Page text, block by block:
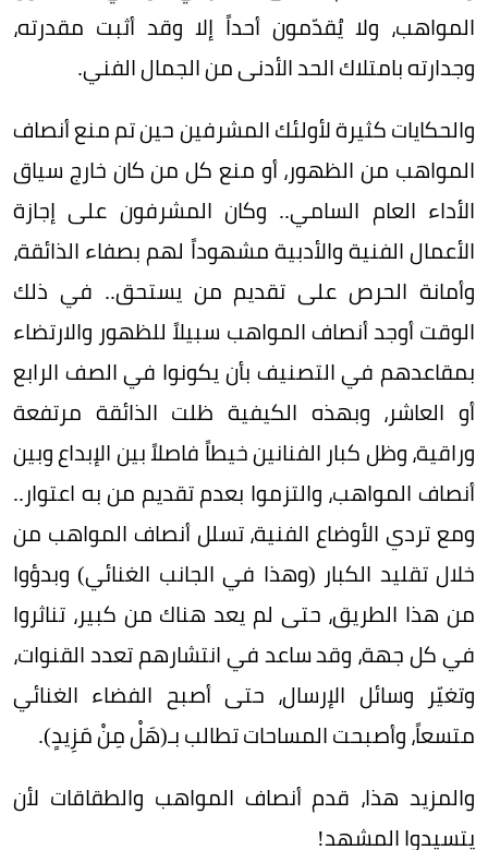
المواهب، ولا يُقدّمون أحداً إلا وقد أثبت مقدرته،
وجدارته بامتلاك الحد الأدنى من الجمال الفني.
والحكايات كثيرة لأولئك المشرفين حين تم منع أنصاف
المواهب من الظهور، أو منع كل من كان خارج سياق
الأداء العام السامي.. وكان المشرفون على إجازة
الأعمال الفنية والأدبية مشهوداً لهم بصفاء الذائقة،
وأمانة الحرص على تقديم من يستحق.. في ذلك
الوقت أوجد أنصاف المواهب سبيلاً للظهور والارتضاء
بمقاعدهم في التصنيف بأن يكونوا في الصف الرابع
أو العاشر، وبهذه الكيفية ظلت الذائقة مرتفعة
وراقية، وظل كبار الفنانين خيطاً فاصلاً بين الإبداع وبين
أنصاف المواهب، والتزموا بعدم تقديم من به اعتوار..
ومع تردي الأوضاع الفنية، تسلل أنصاف المواهب من
خلال تقليد الكبار (وهذا في الجانب الغنائي) وبدؤوا
من هذا الطريق، حتى لم يعد هناك من كبير، تناثروا
في كل جهة، وقد ساعد في انتشارهم تعدد القنوات،
وتغيّر وسائل الإرسال، حتى أصبح الفضاء الغنائي
متسعاً، وأصبحت المساحات تطالب بـ(هَلْ مِنْ مَزِيدٍ).
والمزيد هذا، قدم أنصاف المواهب والطقاقات لأن
يتسيدوا المشهد!